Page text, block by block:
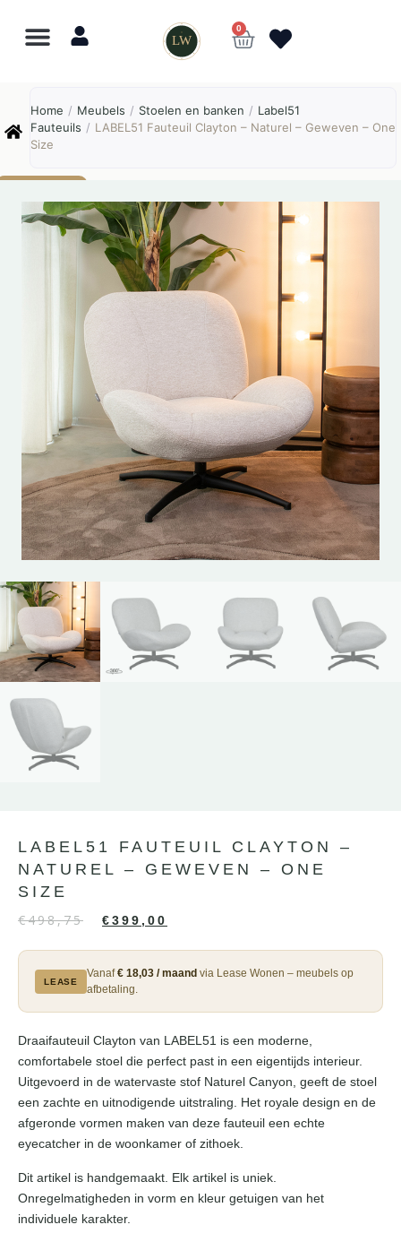
LW
0
Home / Meubels / Stoelen en banken / Label51
Fauteuils / LABEL51 Fauteuil Clayton – Naturel – Geweven – One
Size
LABEL51 FAUTEUIL CLAYTON –
NATUREL – GEWEVEN – ONE
SIZE
€498,75 €399,00
LEASE
Vanaf€ 18,03 / maand via Lease Wonen – meubels op
afbetaling.
Draaifauteuil Clayton van LABEL51 is een moderne,
comfortabele stoel die perfect past in een eigentijds interieur.
Uitgevoerd in de watervaste stof Naturel Canyon, geeft de stoel
een zachte en uitnodigende uitstraling. Het royale design en de
afgeronde vormen maken van deze fauteuil een echte
eyecatcher in de woonkamer of zithoek.
Dit artikel is handgemaakt. Elk artikel is uniek.
Onregelmatigheden in vorm en kleur getuigen van het
individuele karakter.
Online